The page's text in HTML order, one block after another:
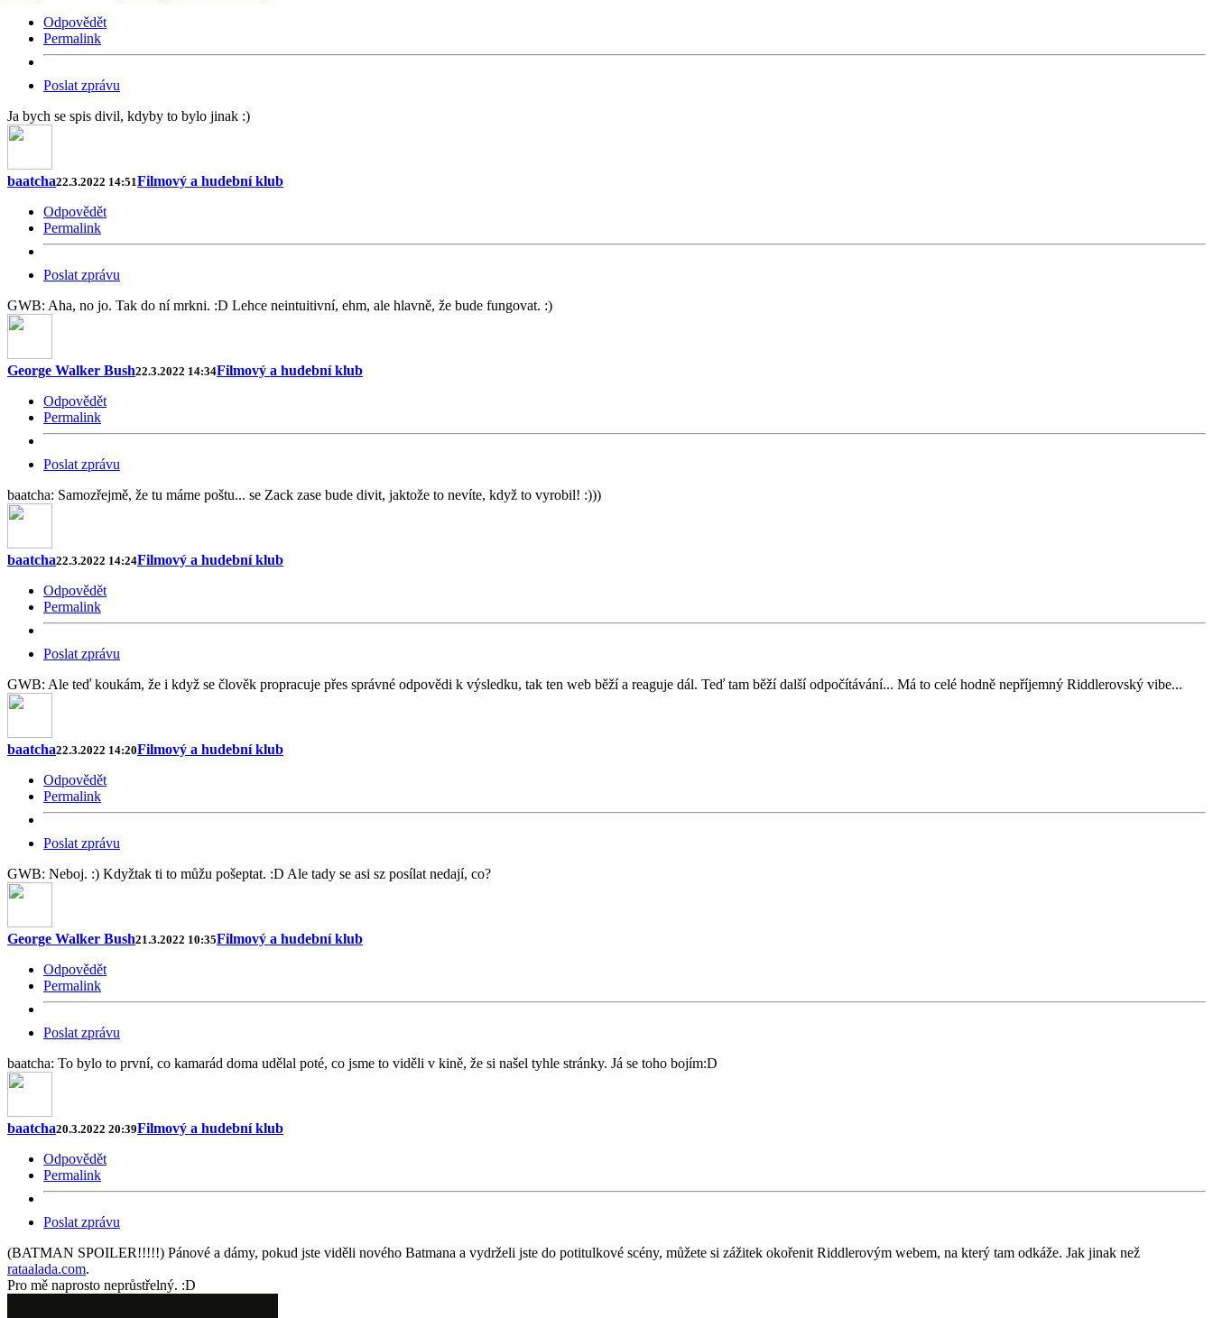
Odpovědět
Permalink
Poslat zprávu
Ja bych se spis divil, kdyby to bylo jinak :)
baatcha22.3.2022 14:51Filmový a hudební klub
Odpovědět
Permalink
Poslat zprávu
GWB: Aha, no jo. Tak do ní mrkni. :D Lehce neintuitivní, ehm, ale hlavně, že bude fungovat. :)
George Walker Bush22.3.2022 14:34Filmový a hudební klub
Odpovědět
Permalink
Poslat zprávu
baatcha: Samozřejmě, že tu máme poštu... se Zack zase bude divit, jaktože to nevíte, když to vyrobil! :)))
baatcha22.3.2022 14:24Filmový a hudební klub
Odpovědět
Permalink
Poslat zprávu
GWB: Ale teď koukám, že i když se člověk propracuje přes správné odpovědi k výsledku, tak ten web běží a reaguje dál. Teď tam běží další odpočítávání... Má to celé hodně nepříjemný Riddlerovský vibe...
baatcha22.3.2022 14:20Filmový a hudební klub
Odpovědět
Permalink
Poslat zprávu
GWB: Neboj. :) Kdyžtak ti to můžu pošeptat. :D Ale tady se asi sz posílat nedají, co?
George Walker Bush21.3.2022 10:35Filmový a hudební klub
Odpovědět
Permalink
Poslat zprávu
baatcha: To bylo to první, co kamarád doma udělal poté, co jsme to viděli v kině, že si našel tyhle stránky. Já se toho bojím:D
baatcha20.3.2022 20:39Filmový a hudební klub
Odpovědět
Permalink
Poslat zprávu
(BATMAN SPOILER!!!!!) Pánové a dámy, pokud jste viděli nového Batmana a vydrželi jste do potitulkové scény, můžete si zážitek okořenit Riddlerovým webem, na který tam odkáže. Jak jinak než
rataalada.com.
Pro mě naprosto neprůstřelný. :D